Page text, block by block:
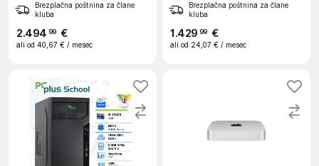
Brezplačna poštnina za člane
kluba
2.494 99 €
ali od 40,67 € / mesec
Brezplačna poštnina za člane
kluba
1 .429 99 €
ali od 24,07 € / mesec